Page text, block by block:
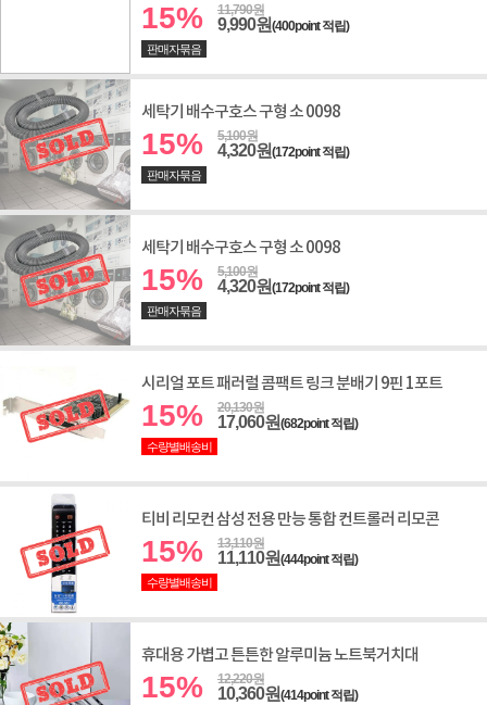
15% 11,790원
9,990원(400point 적립)
판매자묶음
세탁기 배수구호스 구형 소 0098
15% 5,100원
4,320원(172point 적립)
판매자묶음
세탁기 배수구호스 구형 소 0098
15% 5,100원
4,320원(172point 적립)
판매자묶음
시리얼 포트 패러럴 콤팩트 링크 분배기 9핀 1포트
15% 20,130원
17,060원(682point 적립)
수량별배송비
티비 리모컨 삼성 전용 만능 통합 컨트롤러 리모콘
15% 13,110원
11,110원(444point 적립)
수량별배송비
휴대용 가볍고 튼튼한 알루미늄 노트북거치대
15% 12,220원
10,360원(414point 적립)